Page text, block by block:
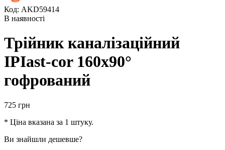
Код: AKD59414
В наявності
Трійник каналізаційний
IPIast-cor 160х90°
гофрований
725 грн
* Ціна вказана за 1 штуку.
Ви знайшли дешевше?